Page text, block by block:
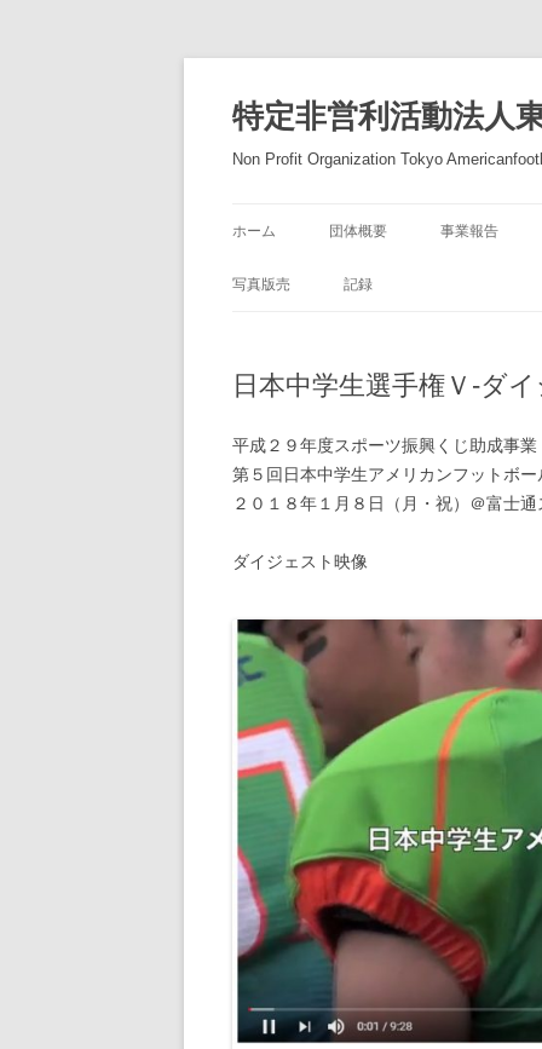
テ
ン
ツ
へ
ス
特定非営利活動法人
Non Profit Organization Tokyo
ホーム 団体概要 事業報告
写真版売 記録
日本中学生選手権Ｖ-ダ
平成２９年度スポーツ振興くじ助成事業
第５回日本中学生アメリカンフットボー
２０１８年１月８日（月・祝）＠富士
ダイジェスト映像